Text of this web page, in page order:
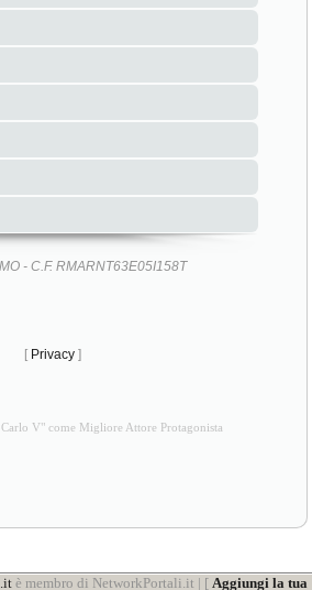
- C.F. RMARNT63E05I158T
[ Privacy ]
V" come Migliore Attore Protagonista
è membro di NetworkPortali.it | [ Aggiungi la tua